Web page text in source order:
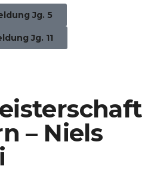
Jg. 5
Jg. 11
– Niels